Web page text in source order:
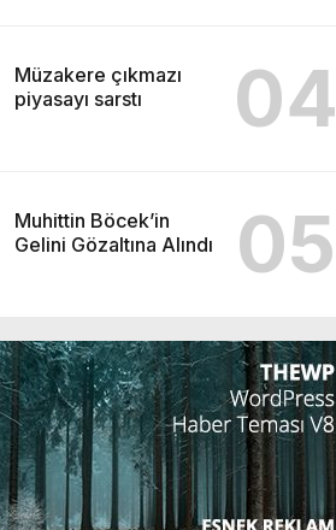
Müzakere çıkmazı
piyasayı sarstı
04
Muhittin Böcek’in
Gelini Gözaltına Alındı
05